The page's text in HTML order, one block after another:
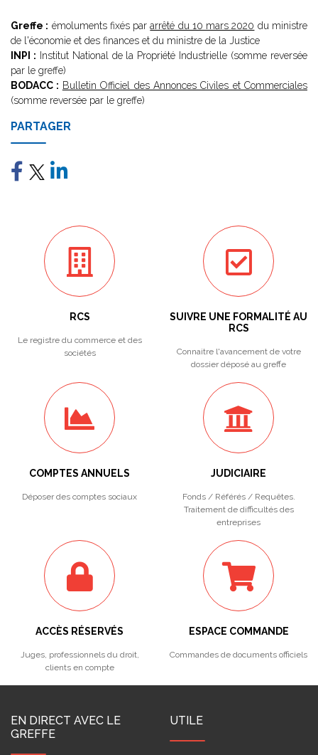
Greffe : émoluments fixés pararrêté du 10 mars 2020 du ministre
de l'économie et des finances et du ministre de la Justice
INPI : Institut National de la Propriété Industrielle (somme reversée
par le greffe)
BODACC : Bulletin Officiel des Annonces Civiles et Commerciales
(somme reversée par le greffe)
PARTAGER
RCS
Le registre du commerce et des
sociétés
SUIVRE UNE FORMALITÉ AU
RCS
Connaitre l'avancement de votre
dossier déposé au greffe
COMPTES ANNUELS
Déposer des comptes sociaux
JUDICIAIRE
Fonds / Référés / Requêtes.
Traitement de difficultés des
entreprises
ACCÈS RÉSERVÉS
Juges, professionnels du droit,
clients en compte
ESPACE COMMANDE
Commandes de documents officiels
EN DIRECT AVEC LE
GREFFE
UTILE